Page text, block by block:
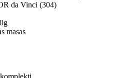
da Vinci (304)
masas